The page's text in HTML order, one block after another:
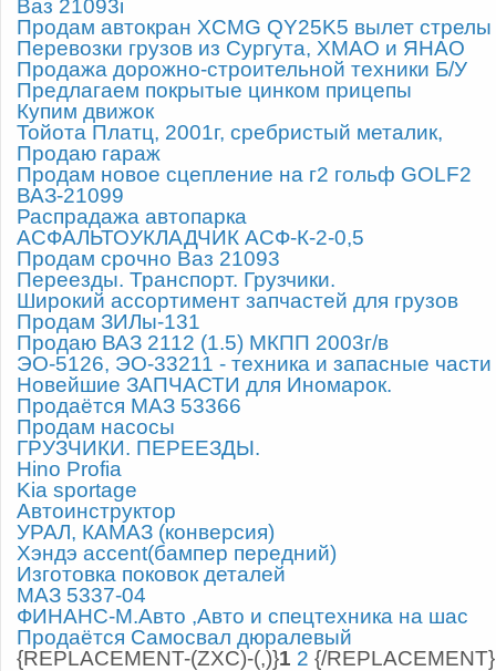
Ваз 21093i
Продам автокран XCMG QY25K5 вылет
Перевозки грузов из Сургута, ХМАО и ЯНАО
Продажа дорожно-строительной техники Б/У
Предлагаем покрытые цинком прицепы
Купим движок
Тойота Платц, 2001г, сребристый металик,
Продаю гараж
Продам новое сцепление на г2 гольф GOLF2
ВАЗ-21099
Распрадажа автопарка
АСФАЛЬТОУКЛАДЧИК АСФ-К-2-0,5
Продам срочно Ваз 21093
Переезды. Транспорт. Грузчики.
Широкий ассортимент запчастей для грузов
Продам ЗИЛы-131
Продаю ВАЗ 2112 (1.5) МКПП 2003г/в
ЭО-5126, ЭО-33211 - техника и запасные части
Новейшие ЗАПЧАСТИ для Иномарок.
Продаётся МАЗ 53366
Продам насосы
ГРУЗЧИКИ. ПЕРЕЕЗДЫ.
Hino Profia
Kia sportage
Автоинструктор
УРАЛ, КАМАЗ (конверсия)
Хэндэ accent(бампер передний)
Изготовка поковок деталей
МАЗ 5337-04
ФИНАНС-М.Авто ,Авто и спецтехника на шас
Продаётся Самосвал дюралевый
{REPLACEMENT-(ZXC)-(,)}1 2 {/REPLACEMENT}